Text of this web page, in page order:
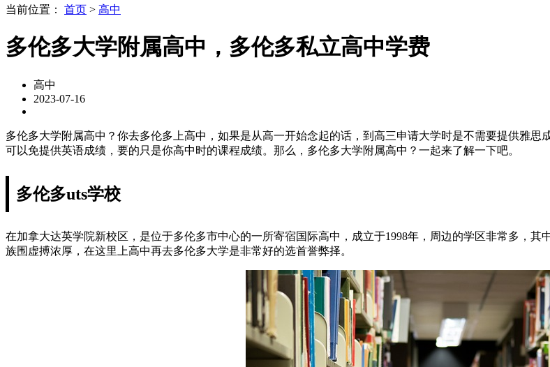
当前位置： 首页 > 高中
多伦多大学附属高中，多伦多私立高中学费
高中
2023-07-16
多伦多大学附属高中？你去多伦多上高中，如果是从高一开始念起的话，到高三申请大学时是不需要提供雅
可以免提供英语成绩，要的只是你高中时的课程成绩。那么，多伦多大学附属高中？一起来了解一下吧。
多伦多uts学校
在加拿大达英学院新校区，是位于多伦多市中心的一所寄宿国际高中，成立于1998年，周边的学区非常多，
族围虚搏浓厚，在这里上高中再去多伦多大学是非常好的选首誉弊择。